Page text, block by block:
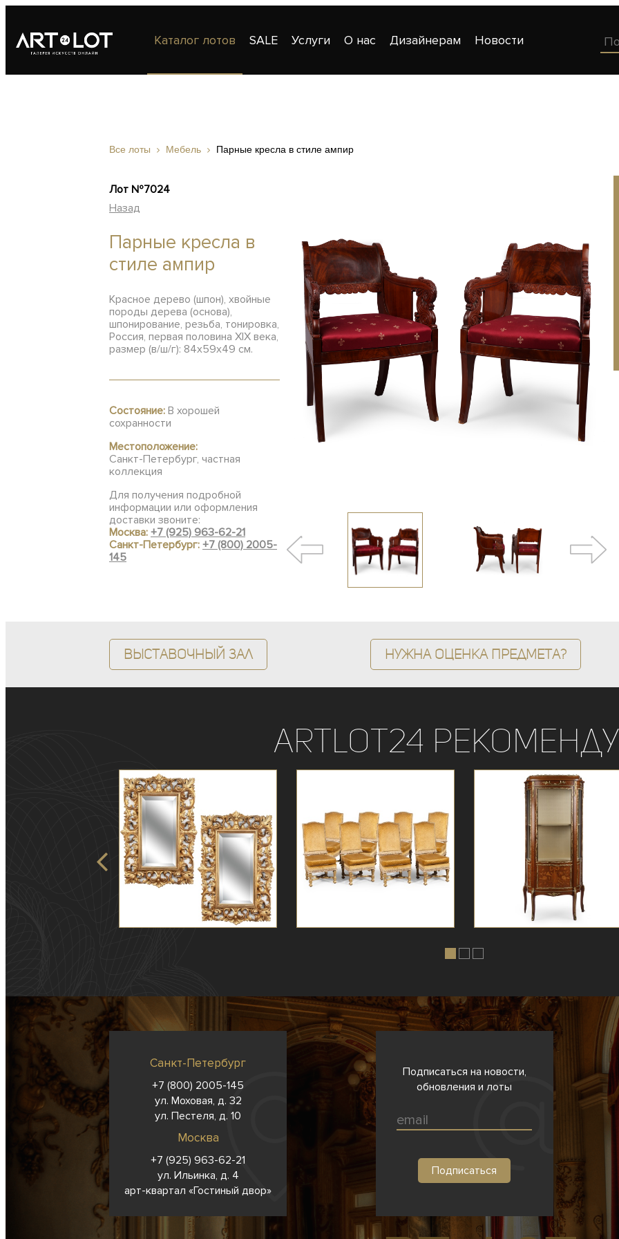
Каталог лотов SALE Услуги О нас Дизайнерам Новости
Все лоты Мебель Парные кресла в стиле ампир
Лот №7024
Назад
Парные кресла в
стиле ампир
Красное дерево (шпон), хвойные
породы дерева (основа),
шпонирование, резьба, тонировка,
Россия, первая половина XIX века,
размер (в/ш/г): 84х59х49 см.
Состояние: В хорошей
сохранности
Местоположение:
Санкт-Петербург, частная
коллекция
Для получения подробной
информации или оформления
доставки звоните:
Москва: +7 (925) 963-62-21
Санкт-Петербург: +7 (800) 2005-
145
Выставочный зал Нужна оценка предмета?
ArtLot24
Санкт-Петербург
+7 (800) 2005-145
ул. Моховая, д. 32
ул. Пестеля, д. 10
Москва
+7 (925) 963-62-21
ул. Ильинка, д. 4
арт-квартал «Гостиный двор»
Подписаться на новости,
обновления и лоты